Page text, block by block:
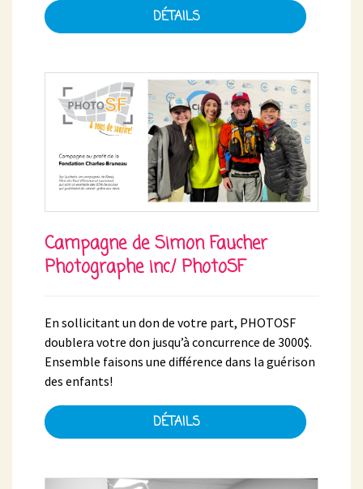
DÉTAILS
Campagne de Simon Faucher
Photographe inc./ PhotoSF
En sollicitant un don de votre part, PHOTOSF
doublera votre don jusqu’à concurrence de 3000$.
Ensemble faisons une différence dans la guérison
des enfants!
DÉTAILS